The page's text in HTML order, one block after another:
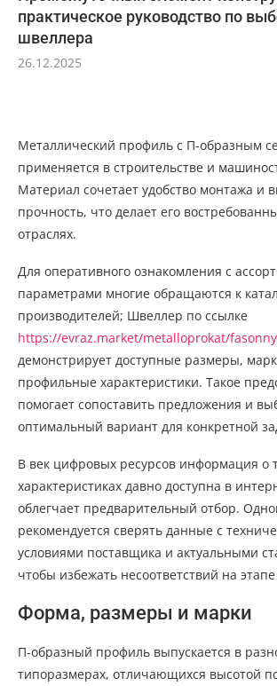
практическое руководство по
швеллера
26.12.2025
Металлический профиль с П-образным
применяется в строительстве и
Материал сочетает удобство монтажа и
прочность, что делает его
отраслях.
Для оперативного ознакомления с
параметрами многие обращаются к
производителей; Швеллер по ссылке
https://evraz.market/metalloprokat/
демонстрирует доступные размеры,
профильные характеристики. Такое
помогает сопоставить предложения и
оптимальный вариант для конкретной
В век цифровых ресурсов информация о
характеристиках давно доступна в
облегчает предварительный отбор.
рекомендуется сверять данные с
условиями поставщика и актуальными
чтобы избежать несоответствий на этапе
Форма, размеры и марки
П-образный профиль выпускается в
типоразмерах, отличающихся высотой